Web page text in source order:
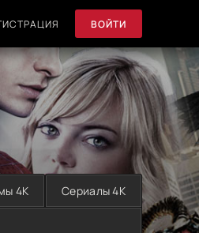
ВОЙТИ
4K Сериалы 4K